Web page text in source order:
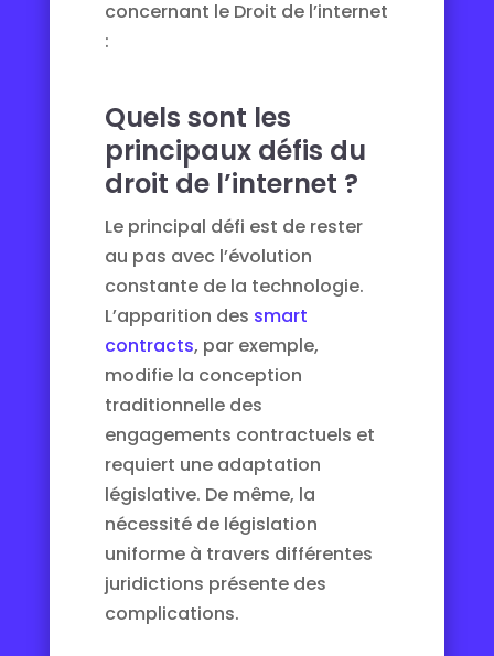
concernant le Droit de l’internet
:
Quels sont les
principaux défis du
droit de l’internet ?
Le principal défi est de rester
au pas avec l’évolution
constante de la technologie.
L’apparition des smart
contracts, par exemple,
modifie la conception
traditionnelle des
engagements contractuels et
requiert une adaptation
législative. De même, la
nécessité de législation
uniforme à travers différentes
juridictions présente des
complications.